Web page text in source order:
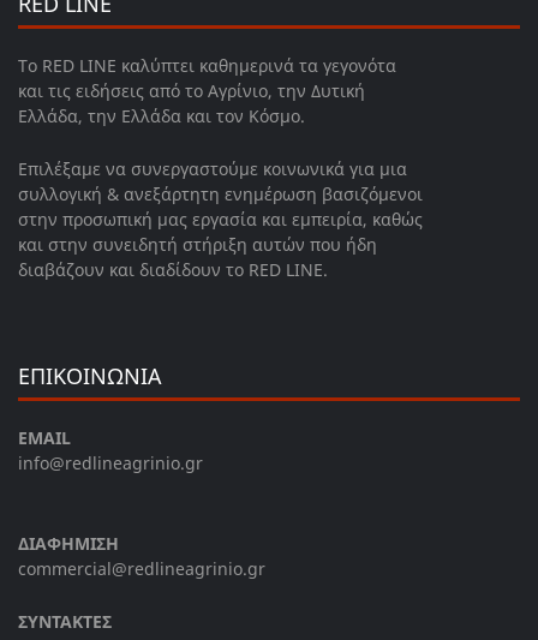
Το RED LINE καλύπτει καθημερινά τα γεγονότα
και τις ειδήσεις από το Αγρίνιο, την Δυτική
Ελλάδα, την Ελλάδα και τον Κόσμο.
Επιλέξαμε να συνεργαστούμε κοινωνικά για μια
συλλογική & ανεξάρτητη ενημέρωση βασιζόμενοι
στην προσωπική μας εργασία και εμπειρία, καθώς
και στην συνειδητή στήριξη αυτών που ήδη
διαβάζουν και διαδίδουν το RED LINE.
ΕΠΙΚΟΙΝΩΝΙΑ
EMAIL
info@redlineagrinio.gr
ΔΙΑΦΗΜΙΣΗ
commercial@redlineagrinio.gr
ΣΥΝΤΑΚΤΕΣ